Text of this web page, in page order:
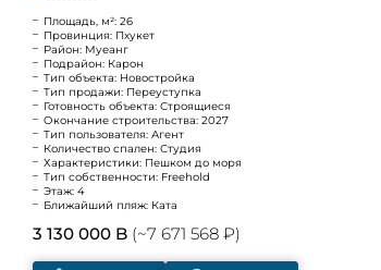
Площадь, м²: 26
Провинция: Пхукет
Район: Муеанг
Подрайон: Карон
Тип объекта: Новостройка
Тип продажи: Переуступка
Готовность объекта: Строящиеся
Окончание строительства: 2027
Тип пользователя: Агент
Количество спален: Студия
Характеристики: Пешком до моря
Тип собственности: Freehold
Этаж: 4
Ближайший пляж: Ката
3 130 000 B (~7 671 568 ₽)